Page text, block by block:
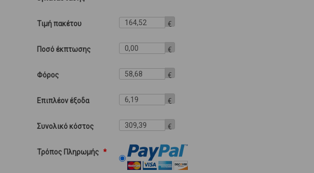
Τιμή πακέτου €
Ποσό έκπτωσης €
Φόρος €
Επιπλέον έξοδα €
Συνολικό κόστος €
Τρόπος Πληρωμής *